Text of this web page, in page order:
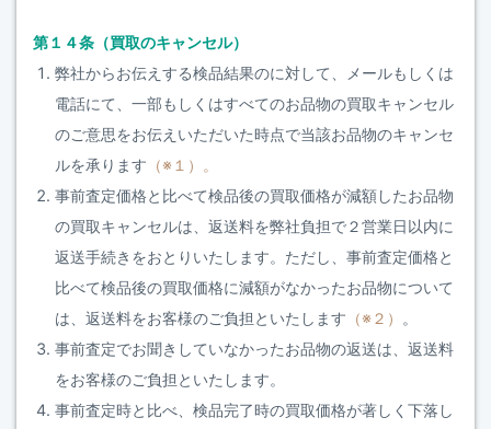
第１４条（買取のキャンセル）
弊社からお伝えする検品結果のに対して、メールもしくは
電話にて、一部もしくはすべてのお品物の買取キャンセル
のご意思をお伝えいただいた時点で当該お品物のキャンセ
ルを承ります （※１）。
事前査定価格と比べて検品後の買取価格が減額したお品物
の買取キャンセルは、返送料を弊社負担で２営業日以内に
返送手続きをおとりいたします。ただし、事前査定価格と
比べて検品後の買取価格に減額がなかったお品物について
は、返送料をお客様のご負担といたします （※２）
。
事前査定でお聞きしていなかったお品物の返送は、返送料
をお客様のご負担といたします。
事前査定時と比べ、検品完了時の買取価格が著しく下落し